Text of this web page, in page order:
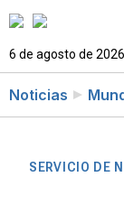
6 de agosto de 2026
Noticias
SERVICIO DE